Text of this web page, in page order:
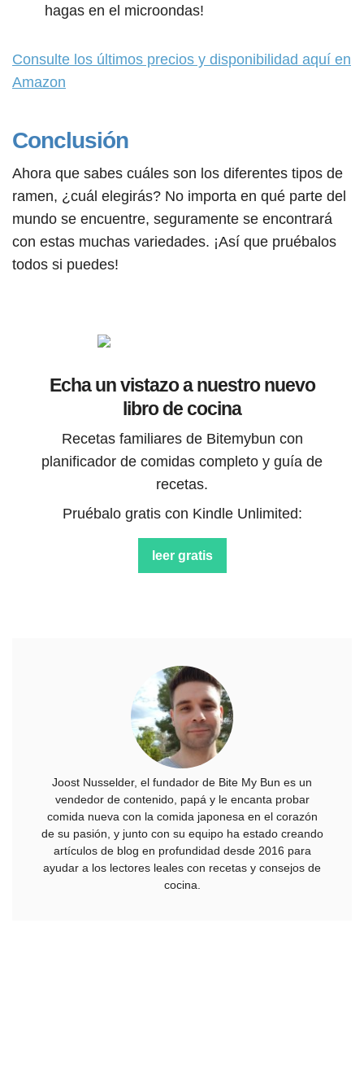
hagas en el microondas!
Consulte los últimos precios y disponibilidad aquí en
Amazon
Conclusión
Ahora que sabes cuáles son los diferentes tipos de
ramen, ¿cuál elegirás? No importa en qué parte del
mundo se encuentre, seguramente se encontrará
con estas muchas variedades. ¡Así que pruébalos
todos si puedes!
Echa un vistazo a nuestro nuevo
libro de cocina
Recetas familiares de Bitemybun con
planificador de comidas completo y guía de
recetas.
Pruébalo gratis con Kindle Unlimited:
leer gratis
Joost Nusselder, el fundador de Bite My Bun es un
vendedor de contenido, papá y le encanta probar
comida nueva con la comida japonesa en el corazón
de su pasión, y junto con su equipo ha estado creando
artículos de blog en profundidad desde 2016 para
ayudar a los lectores leales con recetas y consejos de
cocina.